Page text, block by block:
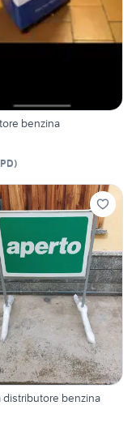
benzina
PD)
distributore benzina